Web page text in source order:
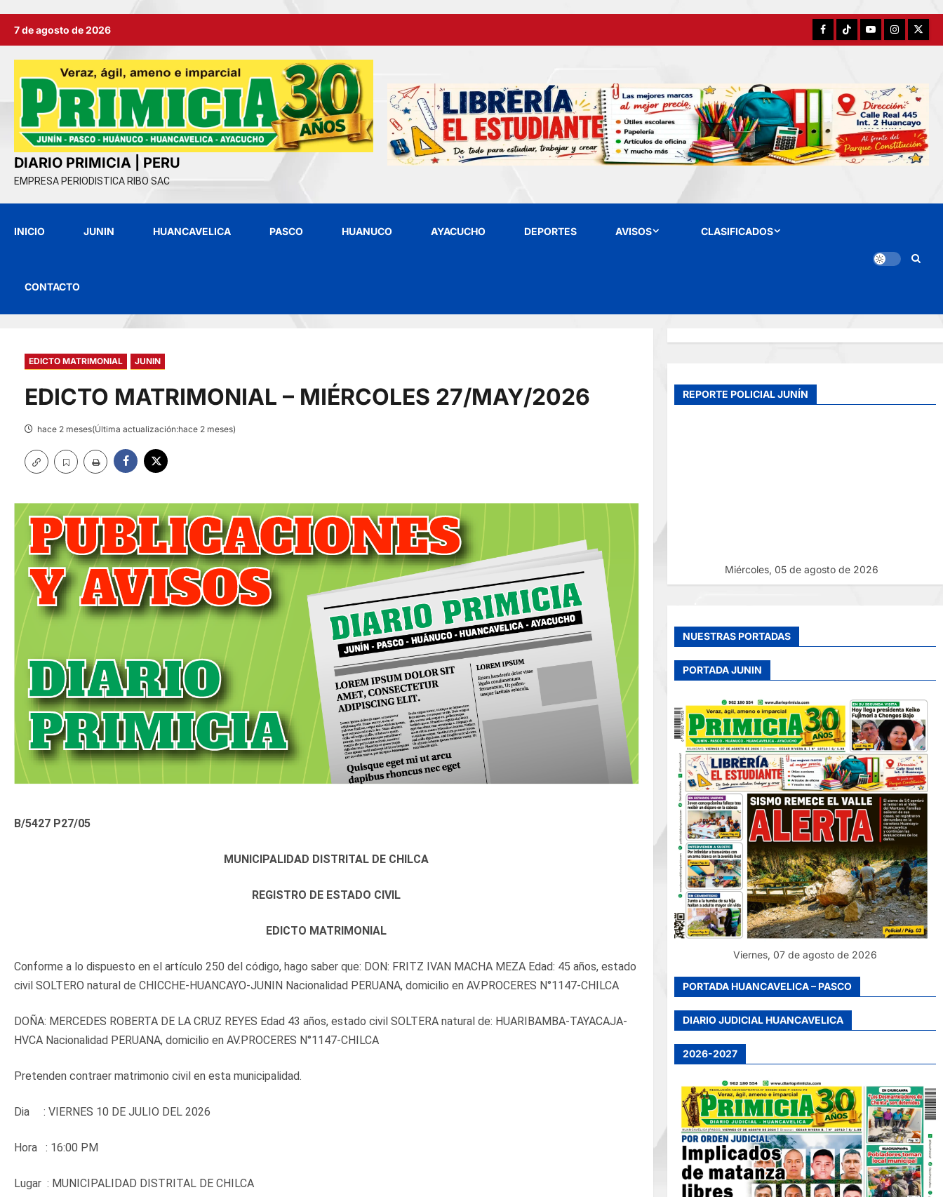
7 de agosto de 2026 FacebookTikTokYouTubeInstagram
X
DIARIO PRIMICIA | PERU
EMPRESA PERIODISTICA RIBO SAC
INICIO JUNIN HUANCAVELICA PASCO HUANUCO AYACUCHO DEPORTES AVISOS CLASIFICADOS
CONTACTO
EDICTO MATRIMONIAL JUNIN
EDICTO MATRIMONIAL – MIÉRCOLES 27/MAY/2026
hace 2 meses(Última actualización:hace 2 meses)
B/5427 P27/05
MUNICIPALIDAD DISTRITAL DE CHILCA
REGISTRO DE ESTADO CIVIL
EDICTO MATRIMONIAL
Conforme a lo dispuesto en el artículo 250 del código, hago saber que: DON: FRITZ IVAN MACHA MEZA Edad: 45 años, estado
civil SOLTERO natural de CHICCHE-HUANCAYO-JUNIN Nacionalidad PERUANA, domicilio en AV.PROCERES N°1147-CHILCA
DOÑA: MERCEDES ROBERTA DE LA CRUZ REYES Edad 43 años, estado civil SOLTERA natural de: HUARIBAMBA-TAYACAJA-
HVCA Nacionalidad PERUANA, domicilio en AV.PROCERES N°1147-CHILCA
Pretenden contraer matrimonio civil en esta municipalidad.
Dia : VIERNES 10 DE JULIO DEL 2026
Hora : 16:00 PM
Lugar : MUNICIPALIDAD DISTRITAL DE CHILCA
REPORTE POLICIAL JUNÍN
Miércoles, 05 de agosto de 2026
NUESTRAS PORTADAS
PORTADA JUNIN
Viernes, 07 de agosto de 2026
PORTADA HUANCAVELICA – PASCO
DIARIO JUDICIAL HUANCAVELICA
2026-2027